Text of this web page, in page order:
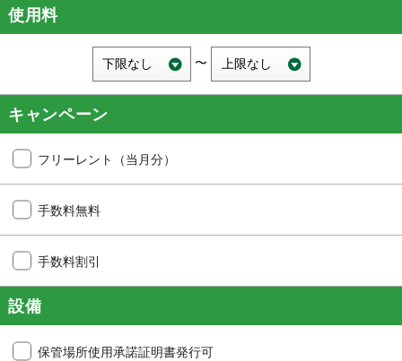
使用料
〜
キャンペーン
フリーレント（当月分）
手数料無料
手数料割引
設備
保管場所使用承諾証明書発行可